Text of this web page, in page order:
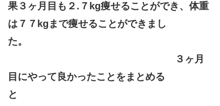
果３ヶ月目も２.７kg痩せることができ、体重
は７７kgまで痩せることができまし
た。
３ヶ月
目にやって良かったことをまとめる
と